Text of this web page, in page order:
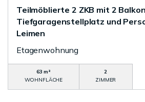
Teilmöblierte 2 ZKB mit 2
Tiefgaragenstellplatz und
Leimen
Etagenwohnung
63 m²
WOHNFLÄCHE
2
ZIMMER